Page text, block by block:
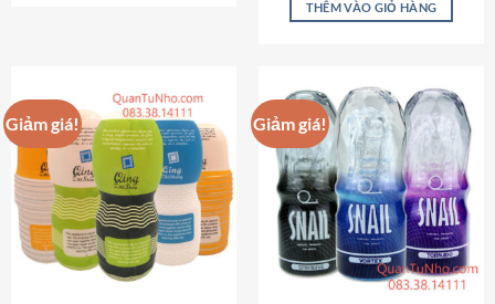
5 sao 595,000 ₫.
THÊM VÀO GIỎ HÀNG
Giảm giá! Giảm giá!